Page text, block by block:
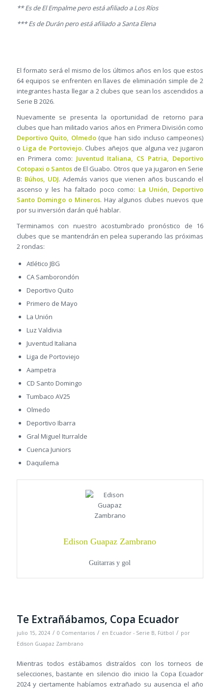
** Es de El Empalme pero está afiliado a Los Ríos
*** Es de Durán pero está afiliado a Santa Elena
El formato será el mismo de los últimos años en los que estos
64 equipos se enfrenten en llaves de eliminación simple de 2
integrantes hasta llegar a 2 clubes que sean los ascendidos a
Serie B 2026.
Nuevamente se presenta la oportunidad de retorno para
clubes que han militado varios años en Primera División como
Deportivo Quito, Olmedo(que han sido incluso campeones)
o Liga de Portoviejo.Clubes añejos que alguna vez jugaron
en Primera como: Juventud Italiana, CS Patria, Deportivo
Cotopaxi o Santosde El Guabo. Otros que ya jugaron en Serie
B: Búhos, UDJ. Además varios que vienen años buscando el
ascenso y les ha faltado poco como: La Unión, Deportivo
Santo Domingo o Mineros. Hay algunos clubes nuevos que
por su inversión darán qué hablar.
Terminamos con nuestro acostumbrado pronóstico de 16
clubes que se mantendrán en pelea superando las próximas
2 rondas:
Atlético JBG
CA Samborondón
Deportivo Quito
Primero de Mayo
La Unión
Luz Valdivia
Juventud Italiana
Liga de Portoviejo
Aampetra
CD Santo Domingo
Tumbaco AV25
Olmedo
Deportivo Ibarra
Gral Miguel Iturralde
Cuenca Juniors
Daquilema
Edison Guapaz Zambrano
Guitarras y gol
Te Extrañábamos, Copa Ecuador
julio 15, 2024 / 0 Comentarios / en Ecuador - Serie B, Fútbol / por
Edison Guapaz Zambrano
Mientras todos estábamos distraídos con los torneos de
selecciones, bastante en silencio dio inicio la Copa Ecuador
2024 y ciertamente habíamos extrañado su ausencia el año